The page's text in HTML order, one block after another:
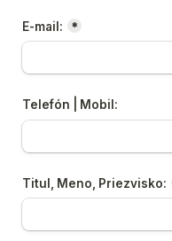
E-mail: *
Telefón | Mobil:
Titul, Meno, Priezvisko: